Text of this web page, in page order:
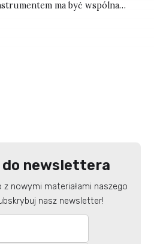
ma być wspólna
spotkaniu.
do newslettera
z nowymi materiałami naszego
nasz newsletter!